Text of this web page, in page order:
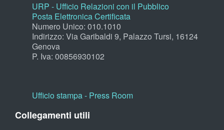
URP - Ufficio Relazioni con il Pubblico
Posta Elettronica Certificata
Numero Unico: 010.1010
Indirizzo: Via Garibaldi 9, Palazzo Tursi, 16124
Genova
P. Iva: 00856930102
Ufficio stampa - Press Room
Collegamenti utili